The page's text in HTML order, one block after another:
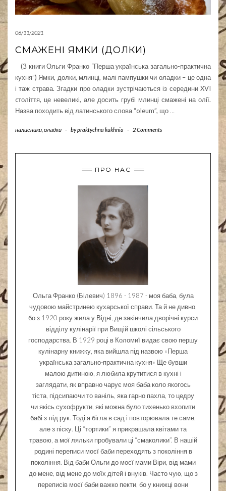
06/11/2021
СМАЖЕНІ ЯМКИ (ДОЛКИ)
(З книги Ольги Франко “Перша українська загально-практична
кухня”) Ямки, долки, млинці, малі пампушки чи оладки – це одна
і таж страва. Згадки про оладки зустрічаються із середини XVI
cтоліття, це невеликі, але досить грубі млинці смажені на олії.
Назва походить від латинського слова “oleum”, що…
налисники, оладки - bypraktychna kukhnia - 2 Comments
ПРО НАС
Ольга Франко (Білевич) 1896 - 1987 - моя баба, була
чудовою майстринею кухарської справи. Та й не дивно,
бо з 1920 року жила у Відні, де закінчила дворічні курси
відділу кулінарії при Вищій школі сільського
господарства. В 1929 році в Коломиї видає свою першу
кулінарну книжку, яка вийшла під назвою «Перша
українська загально-практична кухня» Ще бувши
малою дитиною, я любила крутитися в кухні і
заглядати, як вправно чарує моя баба коло якогось
тіста, підсипаючи то ваніль, яка гарно пахла, то цедру
чи якісь сухофрукти, які можна було тихенько вхопити
бабі з-під рук. Тоді я бігла в сад і повторювала те саме,
але з піску. Ці “тортики” я прикрашала квітами та
травою, а мої ляльки пробували ці “смаколики”. В нашій
родині переписи моєї баби переходять з покоління в
покоління. Від баби Ольги до моєї мами Віри, від мами
до мене, від мене до моїх дітей і внуків. Часто чую, що з
переписів моєї баби важко пекти, бо у книжці вони